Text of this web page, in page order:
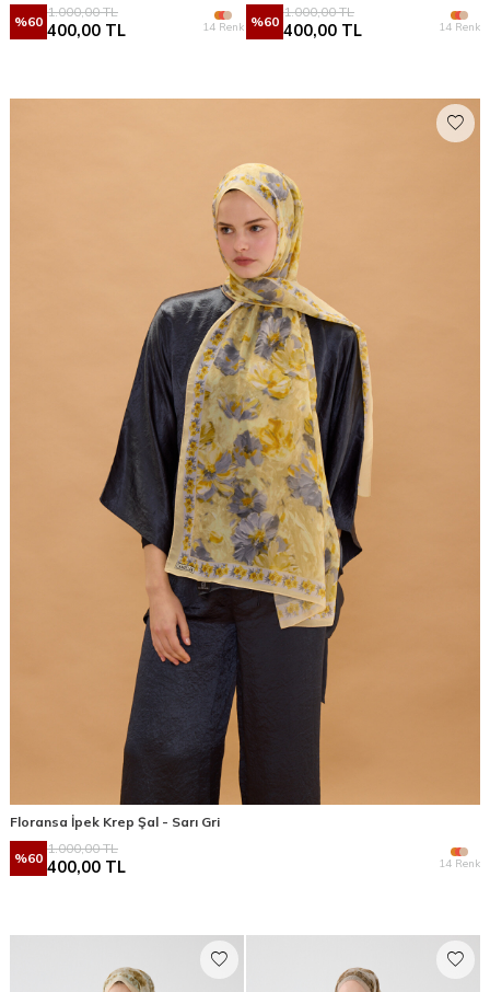
%60
1.000,00TL
400,00 TL 14 Renk %60
1.000,00TL
400,00 TL 14 Renk
Floransa İpek Krep Şal - Sarı Gri
%60
1.000,00TL
400,00 TL 14 Renk